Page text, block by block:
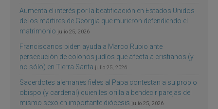
Aumenta el interés por la beatificación en Estados Unidos
de los mártires de Georgia que murieron defendiendo el
matrimonio julio 25, 2026
Franciscanos piden ayuda a Marco Rubio ante
persecución de colonos judíos que afecta a cristianos (y
no sólo) en Tierra Santa julio 25, 2026
Sacerdotes alemanes fieles al Papa contestan a su propio
obispo (y cardenal) quien les orilla a bendecir parejas del
mismo sexo en importante diócesis julio 25, 2026